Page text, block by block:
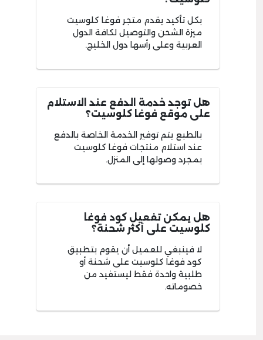
بكل تأكيد يقدم متجر فوغا كلوسيت
ميزة الشحن والتوصيل لكافة الدول
العربية وعلى رأسها دول الخليج.
هل توجد خدمة الدفع عند الاستلام
على موقع فوغا كلوسيت؟
بالطبع يتم توفير الخدمة الخاصة بالدفع
عند استلام منتجات فوغا كلوسيت
بمجرد وصولها إلى المنزل.
هل يمكن تفعيل كود فوغا
كلوسيت على أكثر شحنة؟
لا فينبغي للعميل أن يقوم بتطبيق
كود فوغا كلوسيت على شحنة أو
طلبية واحدة فقط ليستفيد من
خصوماته.